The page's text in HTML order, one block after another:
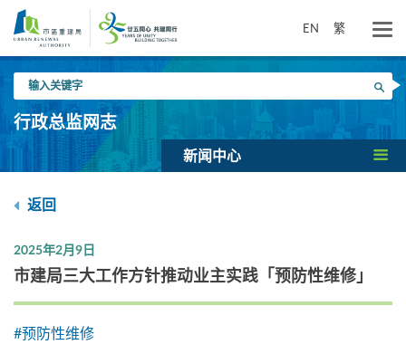
要
EN 繁
入
关
键
搜寻
行政总监网志
新闻中心
返回
2025年2月9日
市建局三大工作方针推动业主实践「预防性维修」
#预防性维修